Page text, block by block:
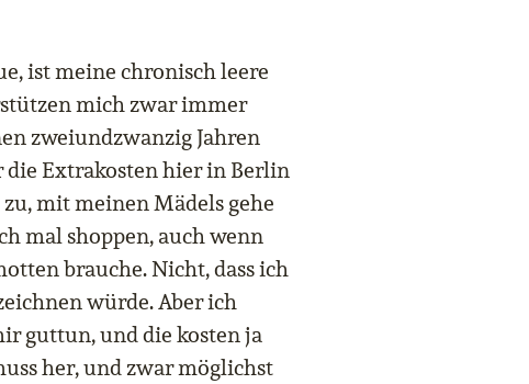
ist meine chronisch leere
mich zwar immer
zweiundzwanzig Jahren
Extrakosten hier in Berlin
mit meinen Mädels gehe
mal shoppen, auch wenn
brauche. Nicht, dass ich
würde. Aber ich
guttun, und die kosten ja
her, und zwar möglichst